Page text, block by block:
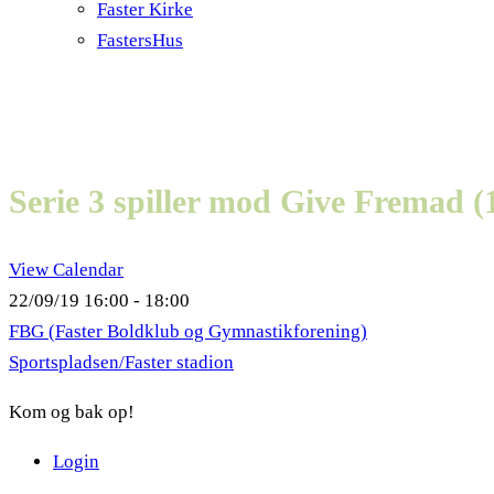
Faster Kirke
FastersHus
Serie 3 spiller mod Give Fremad
View Calendar
22/09/19 16:00 - 18:00
FBG (Faster Boldklub og Gymnastikforening)
Sportspladsen/Faster stadion
Kom og bak op!
Login